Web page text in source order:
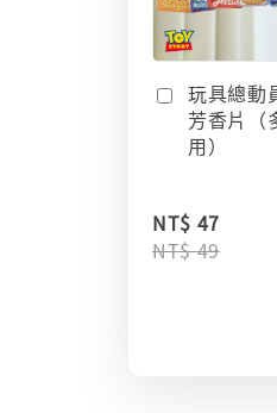
玩具總動
芳香片（
用）
NT$ 47
NT$ 49